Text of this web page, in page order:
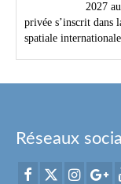
2027
privée s’inscrit dans
spatiale
Réseaux